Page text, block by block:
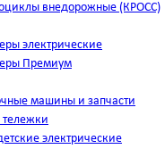
внедорожные (КРОСС)
электрические
Премиум
машины и запчасти
электрические